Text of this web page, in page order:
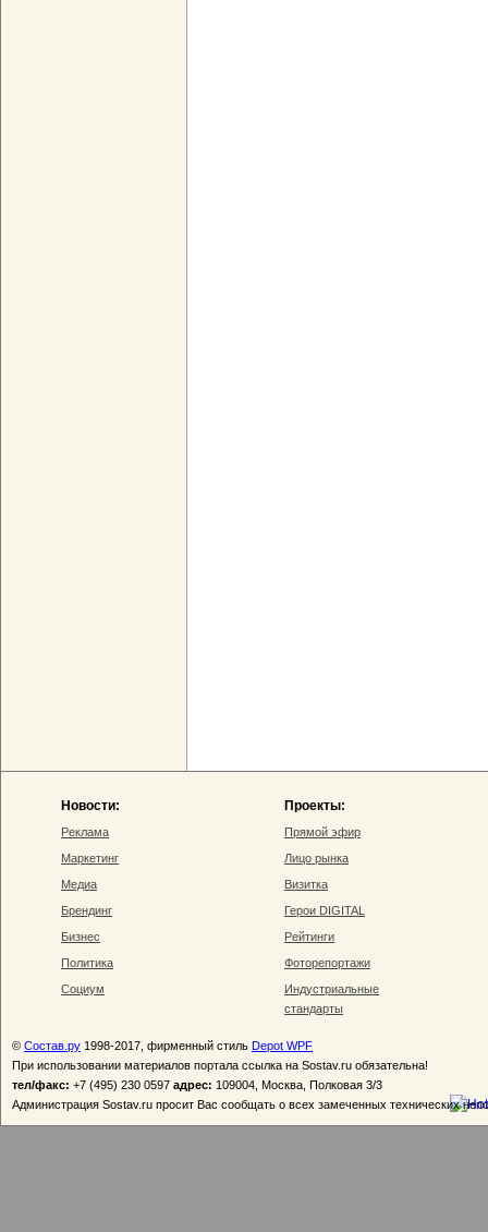
Новости:
Реклама
Маркетинг
Медиа
Брендинг
Бизнес
Политика
Социум
Проекты:
Прямой эфир
Лицо рынка
Визитка
Герои DIGITAL
Рейтинги
Фоторепортажи
Индустриальные
стандарты
© Состав.ру 1998-2017, фирменный стиль Depot WPF
При использовании материалов портала ссылка на Sostav.ru обязательна!
тел/факс: +7 (495) 230 0597 адрес: 109004, Москва, Полковая 3/3
Администрация Sostav.ru просит Вас сообщать о всех замеченных технических